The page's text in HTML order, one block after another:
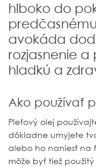
hlboko do
avokáda
rozjasnenie
hladkú a
Ako používať
Pleťový olej
dôkladne umyjete
alebo ho naniesť na
môže byť tiež